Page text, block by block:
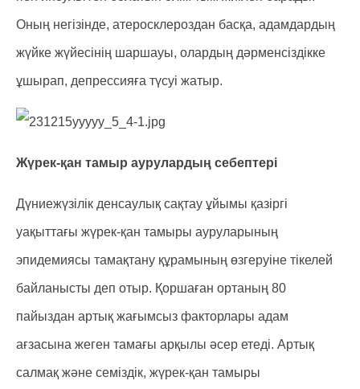
Оның негізінде, атеросклероздан басқа, адамдардың
жүйке жүйесінің шаршауы, олардың дәрменсіздікке
ұшырап, депрессияға түсуі жатыр.
Жүрек-қан тамыр аурулардың себептері
Дүниежүзілік денсаулық сақтау ұйымы қазіргі
уақыттағы жүрек-қан тамыры ауруларының
эпидемиясы тамақтану құрамының өзгеруіне тікелей
байланысты деп отыр. Қоршаған ортаның 80
пайыздан артық жағымсыз факторлары адам
ағзасына жеген тамағы арқылы әсер етеді. Артық
салмақ және семіздік, жүрек-қан тамыры